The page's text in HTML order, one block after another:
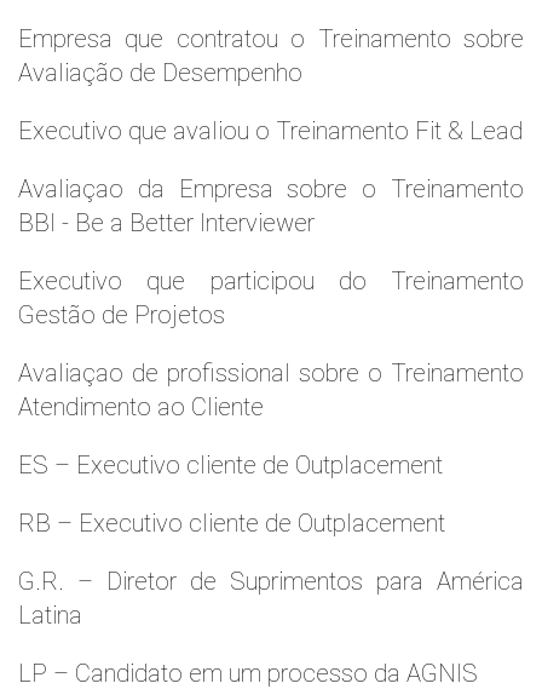
Empresa que contratou o Treinamento sobre
Avaliação de Desempenho
Executivo que avaliou o Treinamento Fit & Lead
Avaliaçao da Empresa sobre o Treinamento
BBI - Be a Better Interviewer
Executivo que participou do Treinamento
Gestão de Projetos
Avaliaçao de profissional sobre o Treinamento
Atendimento ao Cliente
ES – Executivo cliente de Outplacement
RB – Executivo cliente de Outplacement
G.R. – Diretor de Suprimentos para América
Latina
LP – Candidato em um processo da AGNIS